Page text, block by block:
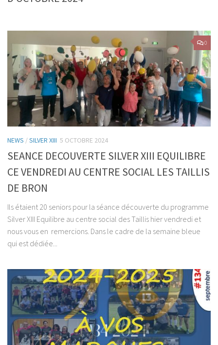
0
NEWS /SILVER XIII 5 OCTOBRE 2024
SEANCE DECOUVERTE SILVER XIII EQUILIBRE
CE VENDREDI AU CENTRE SOCIAL LES TAILLIS
DE BRON
Ils étaient 20 seniors pour la séance découverte du programme
Silver XIII Equilibre au centre social des Taillis hier vendredi et
nous vous en remercions. Dans le cadre de la semaine bleue
qui est dédiée...